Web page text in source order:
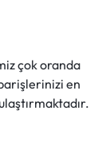
çok oranda
en